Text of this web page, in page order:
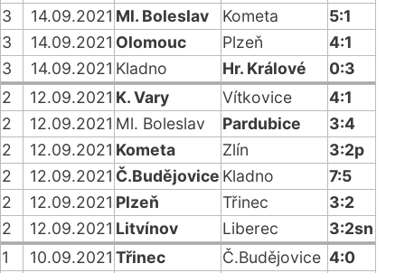
3
14.09.2021 Ml. Boleslav Kometa
5:1
3
14.09.2021 Olomouc Plzeň
4:1
3
14.09.2021 Kladno Hr. Králové
0:3
2
12.09.2021 K. Vary Vítkovice
4:1
2
12.09.2021 Ml. Boleslav Pardubice
3:4
2
12.09.2021 Kometa Zlín
3:2p
2
12.09.2021 Č.Budějovice Kladno
7:5
2
12.09.2021 Plzeň Třinec
3:2
2
12.09.2021 Litvínov Liberec
3:2sn
1
10.09.2021 Třinec Č.Budějovice 4:0